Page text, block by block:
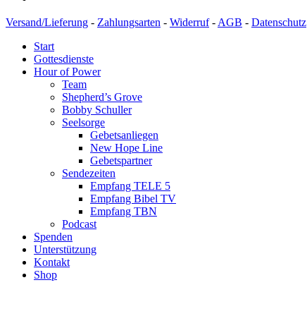
Versand/Lieferung - Zahlungsarten - Widerruf- AGB - Datenschutz
Start
Gottesdienste
Hour of Power
Team
Shepherd’s Grove
Bobby Schuller
Seelsorge
Gebetsanliegen
New Hope Line
Gebetspartner
Sendezeiten
Empfang TELE 5
Empfang Bibel TV
Empfang TBN
Podcast
Spenden
Unterstützung
Kontakt
Shop